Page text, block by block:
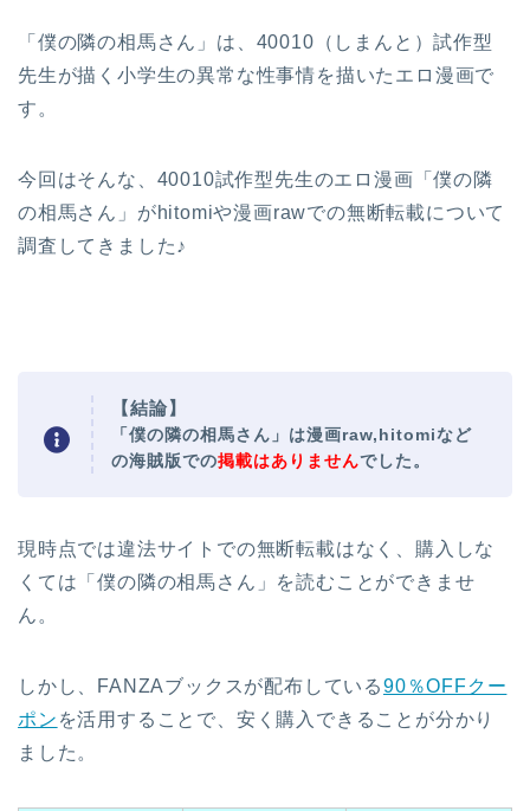
「僕の隣の相馬さん」は、40010（しまんと）試作型
先生が描く小学生の異常な性事情を描いた エロ漫画で
す。
今回はそんな、40010試作型先生のエロ漫画 「僕の隣
の相馬さん」がhitomiや漫画rawでの無断転載について
調査してきました♪
【結論】
「僕の隣の相馬さん」は漫画raw,hitomiなど
の海賊版での掲載はありませんでした。
現時点では違法サイトでの無断転載はなく、購入しな
くては「僕の隣の相馬さん」を読むことができませ
ん。
しかし、FANZAブックスが配布している90％OFFクー
ポン を活用することで、安く購入できることが分かり
ました。